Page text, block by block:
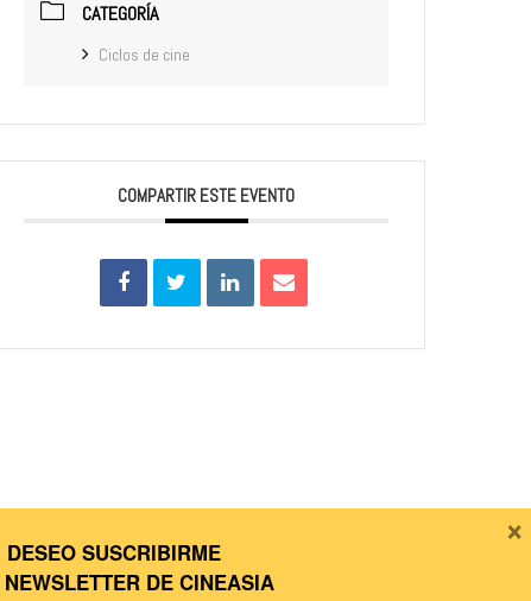
CATEGORÍA
Ciclos de cine
COMPARTIR ESTE EVENTO
DESEO SUSCRIBIRME
NEWSLETTER DE CINEASIA
×